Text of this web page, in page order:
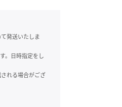
発送いたしま
。日時指定をし
される場合がござ